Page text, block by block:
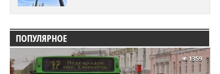
ПОПУЛЯРНОЕ
1359